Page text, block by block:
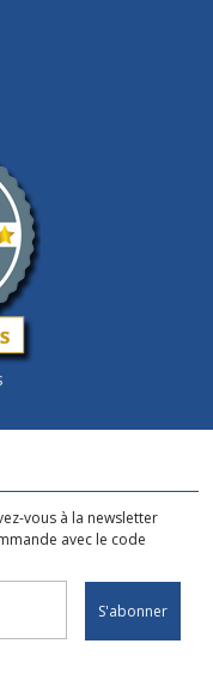
vous à la newsletter
avec le code
S'abonner